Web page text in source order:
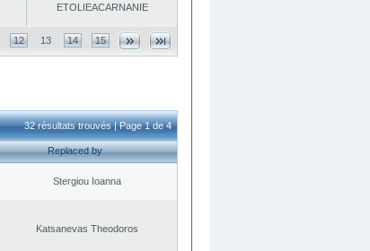
EΤOLIEACARNANIE
12 13 14 15
32 résultats trouvés | Page 1 de 4
Replaced by
Stergiou Ioanna
Katsanevas Theodoros